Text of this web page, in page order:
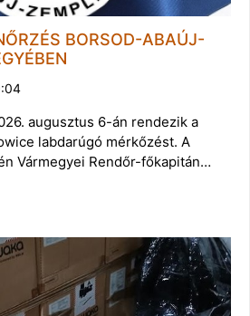
BORSOD-ABAÚJ-
augusztus 6-án rendezik a
labdarúgó mérkőzést. A
Vármegyei Rendőr-főkapitán…